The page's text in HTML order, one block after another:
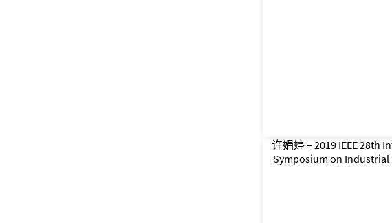
许娟婷 – 2019 IEEE 28th
Symposium on Industrial